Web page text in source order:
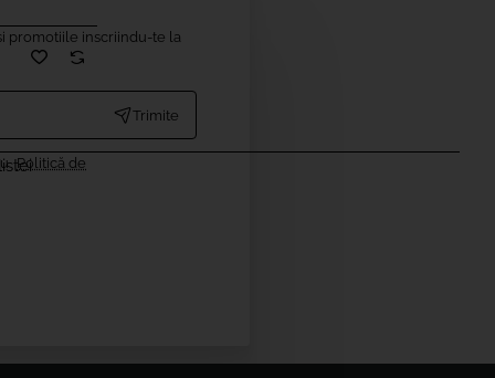
promotiile inscriindu-te la
Trimite
Politică de